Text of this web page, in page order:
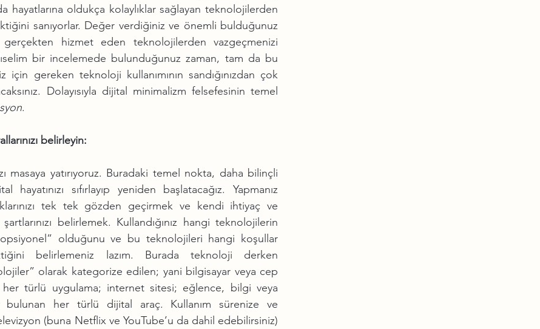
hayatlarına oldukça kolaylıklar sağlayan teknolojilerden
sanıyorlar. Değer verdiğiniz ve önemli bulduğunuz
gerçekten hizmet eden teknolojilerden vazgeçmenizi
bir incelemede bulunduğunuz zaman, tam da bu
gereken teknoloji kullanımının sandığınızdan çok
Dolayısıyla dijital minimalizm felsefesinin temel
.
belirleyin:
masaya yatırıyoruz. Buradaki temel nokta, daha bilinçli
sıfırlayıp yeniden başlatacağız. Yapmanız
tek tek gözden geçirmek ve kendi ihtiyaç ve
belirlemek. Kullandığınız hangi teknolojilerin
olduğunu ve bu teknolojileri hangi koşullar
belirlemeniz lazım. Burada teknoloji derken
olarak kategorize edilen; yani bilgisayar veya cep
her türlü uygulama; internet sitesi; eğlence, bilgi veya
bulunan her türlü dijital araç. Kullanım sürenize ve
(buna Netflix ve YouTube’u da dahil edebilirsiniz)